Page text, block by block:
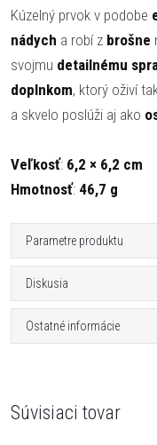
Kúzelný prvok v podobe
nádych a robí z brošne
svojmu detailnému
doplnkom, ktorý oživí
a skvelo poslúži aj ako
Veľkosť: 6,2 × 6,2 cm
Hmotnosť: 46,7 g
Parametre produktu
Diskusia
Ostatné informácie
Súvisiaci tovar